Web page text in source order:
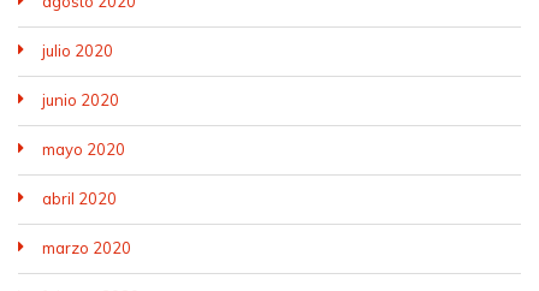
julio 2020
junio 2020
mayo 2020
abril 2020
marzo 2020